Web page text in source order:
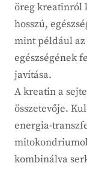
öreg kreatinról
hosszú,
mint például az
egészségének
javítása.
A kreatin a
összetevője.
energia-
kombinálva